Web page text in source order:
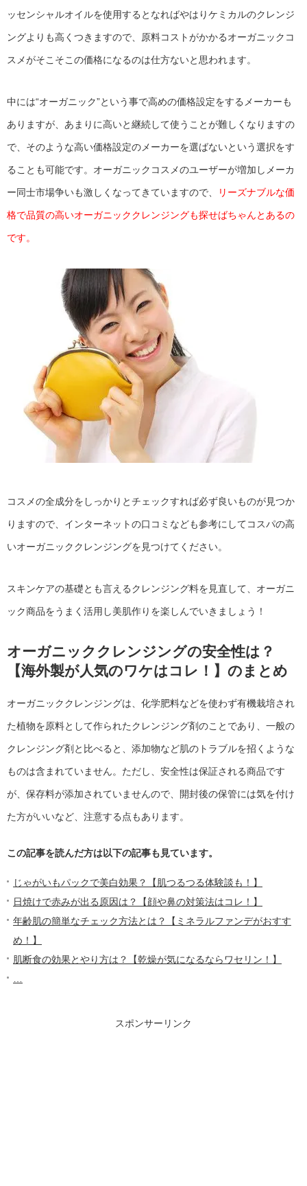
ッセンシャルオイルを使用するとなればやはりケミカルのクレンジ
ングよりも高くつきますので、原料コストがかかるオーガニックコ
スメがそこそこの価格になるのは仕方ないと思われます。
中には“オーガニック”という事で高めの価格設定をするメーカーも
ありますが、あまりに高いと継続して使うことが難しくなりますの
で、そのような高い価格設定のメーカーを選ばないという選択をす
ることも可能です。オーガニックコスメのユーザーが増加しメーカ
ー同士市場争いも激しくなってきていますので、 リーズナブルな価
格で品質の高いオーガニッククレンジングも探せばちゃんとあるの
です。
コスメの全成分をしっかりとチェックすれば必ず良いものが見つか
りますので、インターネットの口コミなども参考にしてコスパの高
いオーガニッククレンジングを見つけてください。
スキンケアの基礎とも言えるクレンジング料を見直して、オーガニ
ック商品をうまく活用し美肌作りを楽しんでいきましょう！
オーガニッククレンジングの安全性は？
【海外製が人気のワケはコレ！】のまとめ
オーガニッククレンジングは、化学肥料などを使わず有機栽培され
た植物を原料として作られたクレンジング剤のことであり、一般の
クレンジング剤と比べると、添加物など肌のトラブルを招くような
ものは含まれていません。ただし、安全性は保証される商品です
が、保存料が添加されていませんので、開封後の保管には気を付け
た方がいいなど、注意する点もあります。
この記事を読んだ方は以下の記事も見ています。
じゃがいもパックで美白効果？【肌つるつる体験談も！】
日焼けで赤みが出る原因は？【顔や鼻の対策法はコレ！】
年齢肌の簡単なチェック方法とは？【ミネラルファンデがおすす
め！】
肌断食の効果とやり方は？【乾燥が気になるならワセリン！】
スポンサーリンク